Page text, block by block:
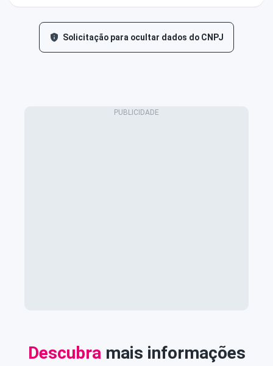
Solicitação para ocultar dados do CNPJ
Descubra mais informações